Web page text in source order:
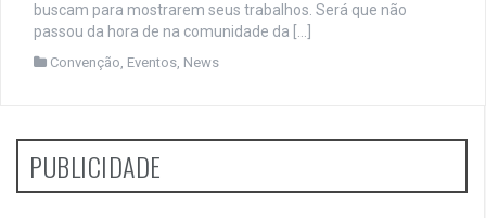
buscam para mostrarem seus trabalhos. Será que não
passou da hora de na comunidade da […]
Convenção, Eventos, News
PUBLICIDADE